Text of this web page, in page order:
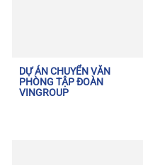
DỰ ÁN CHUYỂN VĂN
PHÒNG TẬP ĐOÀN
VINGROUP